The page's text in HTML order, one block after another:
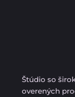
Štúdio so
overených